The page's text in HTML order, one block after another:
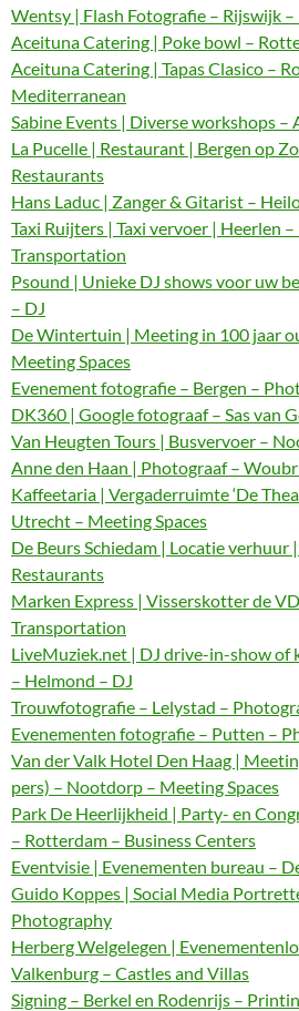
Wentsy | Flash Fotografie – Rijswijk
Aceituna Catering | Poke bowl –
Aceituna Catering | Tapas Clasico –
Mediterranean
Sabine Events | Diverse workshops –
La Pucelle | Restaurant | Bergen op
Restaurants
Hans Laduc | Zanger & Gitarist –
Taxi Ruijters | Taxi vervoer | Heerlen
Transportation
Psound | Unieke DJ shows voor uw
– DJ
De Wintertuin | Meeting in 100 jaar
Meeting Spaces
Evenement fotografie – Bergen –
DK360 | Google fotograaf – Sas van
Van Heugten Tours | Busvervoer –
Anne den Haan | Photograaf –
Kaffeetaria | Vergaderruimte ‘De
Utrecht – Meeting Spaces
De Beurs Schiedam | Locatie verhuur
Restaurants
Marken Express | Visserskotter de
Transportation
LiveMuziek.net | DJ drive-in-show of
– Helmond – DJ
Trouwfotografie – Lelystad –
Evenementen fotografie – Putten –
Van der Valk Hotel Den Haag |
pers) – Nootdorp – Meeting Spaces
Park De Heerlijkheid | Party- en
– Rotterdam – Business Centers
Eventvisie | Evenementen bureau –
Guido Koppes | Social Media
Photography
Herberg Welgelegen |
Valkenburg – Castles and Villas
Signing – Berkel en Rodenrijs –